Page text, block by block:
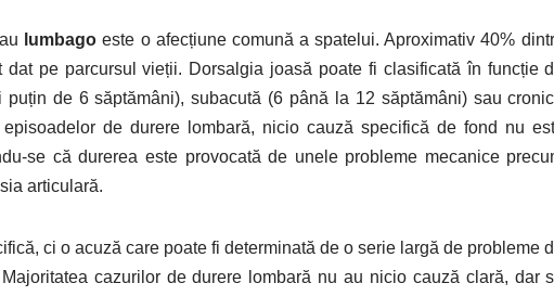
lumbago este o afecțiune comună a spatelui. Aproximativ 40%
dat pe parcursul vieții. Dorsalgia joasă poate fi clasificată în funcție
de 6 săptămâni), subacută (6 până la 12 săptămâni) sau
de durere lombară, nicio cauză specifică de fond nu
se că durerea este provocată de unele probleme mecanice
articulară.
ci o acuză care poate fi determinată de o serie largă de probleme
cazurilor de durere lombară nu au nicio cauză clară, dar